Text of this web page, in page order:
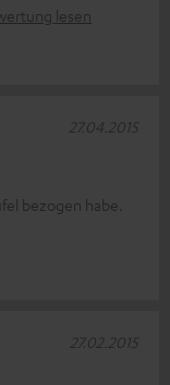
lesen
bezogen habe.
27.04.2015
27.02.2015